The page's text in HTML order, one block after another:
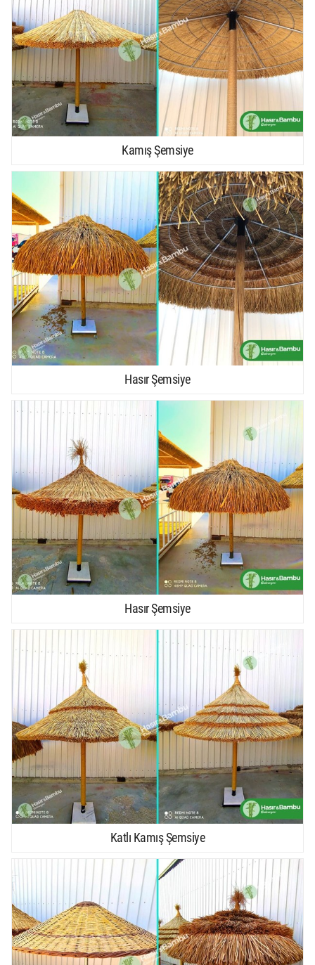
Kamış Şemsiye
Hasır Şemsiye
Hasır Şemsiye
Katlı Kamış Şemsiye